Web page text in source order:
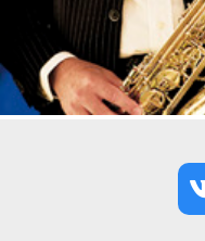
В программе:
Elvis PresleyTutti
John Lennon
Procol HarumA
Hooker